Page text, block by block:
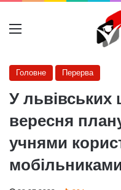
Меню
Головне Перерва
У львівських
вересня
учнями